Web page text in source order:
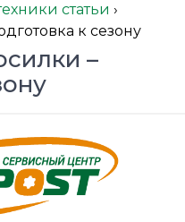
статьи ›
к сезону
–